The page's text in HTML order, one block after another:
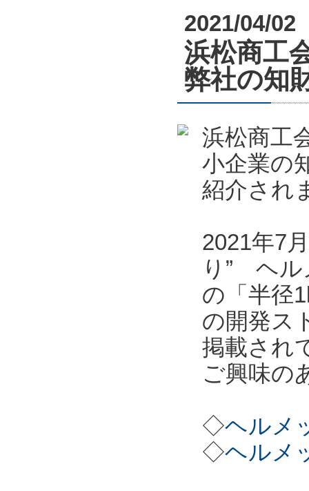
2021/04/02
浜松商工
弊社の知
浜松商工
小企業の
紹介され
2021年7
り” ヘル
の「半径
の開発ス
掲載され
ご興味の
◇ヘルメ
◇ヘルメ